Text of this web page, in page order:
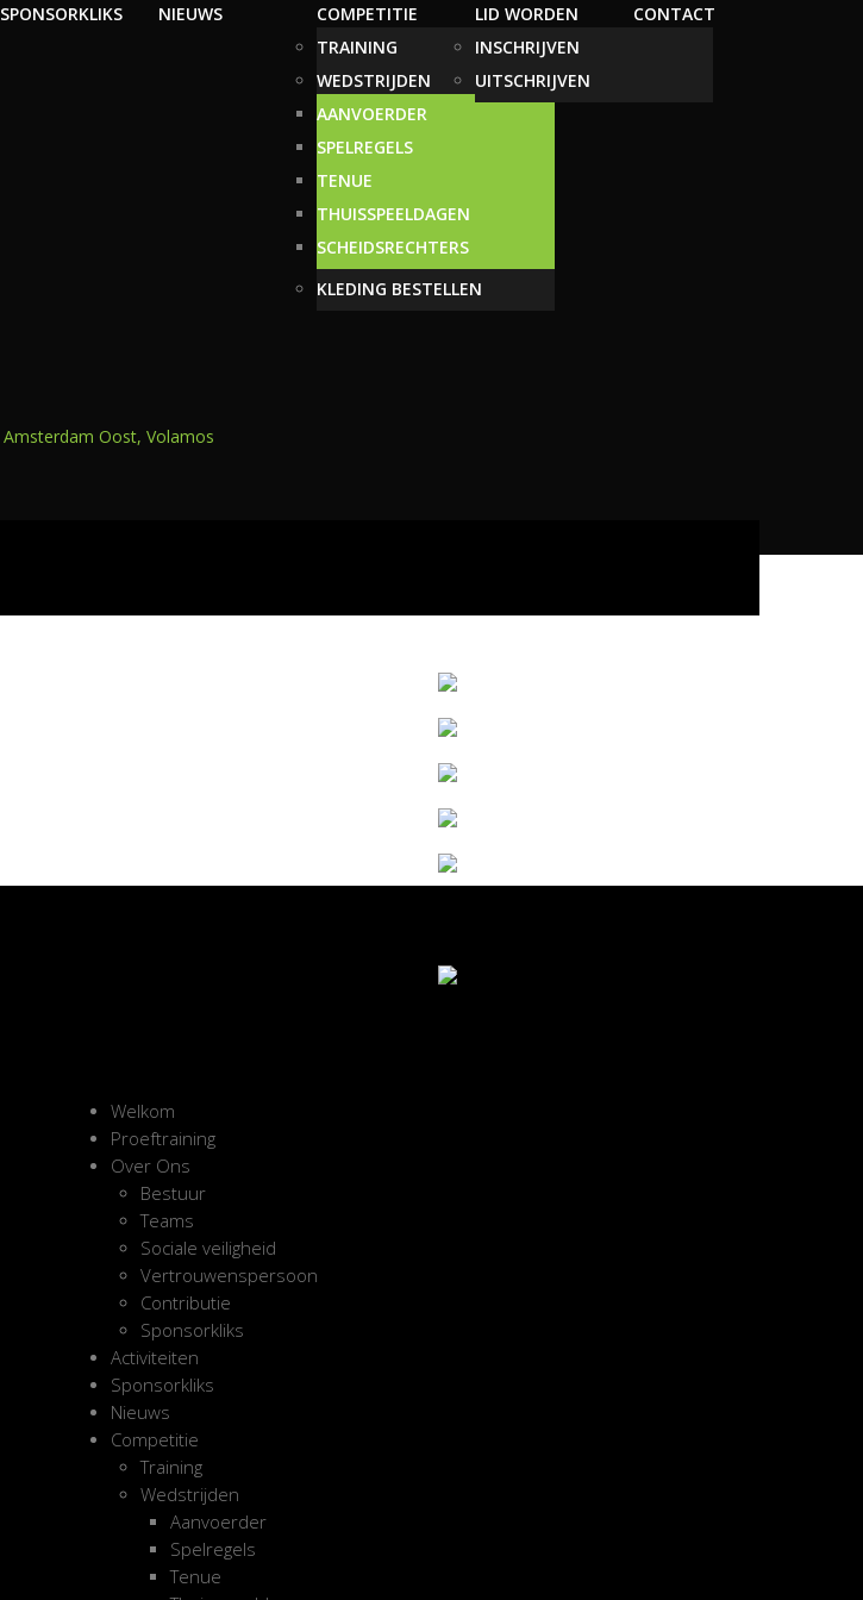
SPONSORKLIKS NIEUWS
COMPETITIE
TRAINING
WEDSTRIJDEN
AANVOERDER
SPELREGELS
TENUE
THUISSPEELDAGEN
SCHEIDSRECHTERS
KLEDING BESTELLEN
LID WORDEN
INSCHRIJVEN
UITSCHRIJVEN
CONTACT
Welkom
Proeftraining
Over Ons
Bestuur
Teams
Sociale veiligheid
Vertrouwenspersoon
Contributie
Sponsorkliks
Activiteiten
Sponsorkliks
Nieuws
Competitie
Training
Wedstrijden
Aanvoerder
Spelregels
Tenue